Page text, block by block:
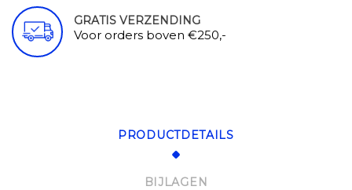
GRATIS VERZENDING
Voor orders boven €250,-
PRODUCTDETAILS
BIJLAGEN